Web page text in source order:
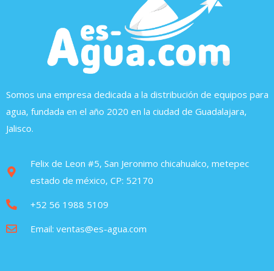
Somos una empresa dedicada a la distribución de equipos para
agua, fundada en el año 2020 en la ciudad de Guadalajara,
Jalisco.
Felix de Leon #5, San Jeronimo chicahualco, metepec
estado de méxico, CP: 52170
+52 56 1988 5109
Email: ventas@es-agua.com